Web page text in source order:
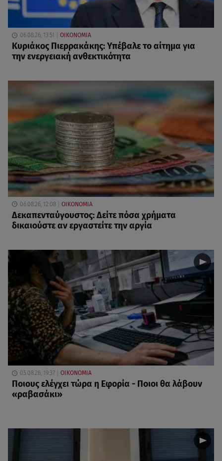
06.08.26, 13:51 ΟΙΚΟΝΟΜΙΑ
Κυριάκος Πιερρακάκης: Υπέβαλε το αίτημα για
την ενεργειακή ανθεκτικότητα
06.08.26, 12:08 ΟΙΚΟΝΟΜΙΑ
Δεκαπενταύγουστος: Δείτε πόσα χρήματα
δικαιούστε αν εργαστείτε την αργία
05.08.26, 19:37 ΟΙΚΟΝΟΜΙΑ
Ποιους ελέγχει τώρα η Εφορία - Ποιοι θα λάβουν
«ραβασάκι»